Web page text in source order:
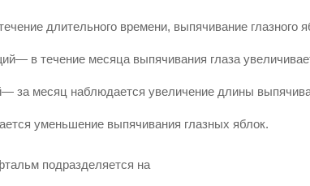
длительного времени, выпячивание глазного
— в течение месяца выпячивания глаза
— за месяц наблюдается увеличение длины
уменьшение выпячивания глазных яблок.
подразделяется на